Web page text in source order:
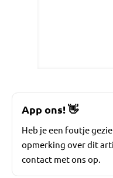
App ons!👋
Heb je een foutje
opmerking over dit
contact met ons op.